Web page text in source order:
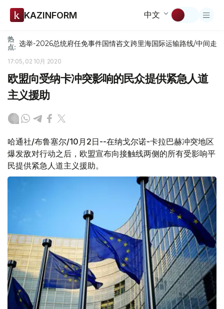
KAZINFORM 中文
热
点: 选举-2026总统府任免事件国情咨文跨里海国际运输路线/中间走廊
17:05, 02 10月 2020
欧盟向受纳卡冲突影响的民众提供紧急人道
主义援助
哈通社/布鲁塞尔/10月2日--在纳戈尔诺-卡拉巴赫冲突地区
爆发敌对行动之后，欧盟宣布向接触线两侧的所有受影响平
民提供紧急人道主义援助。